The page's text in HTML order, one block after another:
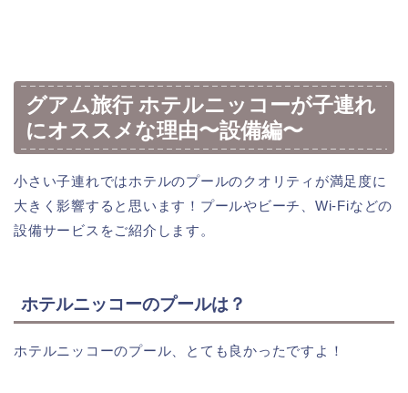
グアム旅行 ホテルニッコーが子連れ
にオススメな理由〜設備編〜
小さい子連れではホテルのプールのクオリティが満足度に
大きく影響すると思います！プールやビーチ、Wi-Fiなどの
設備サービスをご紹介します。
ホテルニッコーのプールは？
ホテルニッコーのプール、とても良かったですよ！